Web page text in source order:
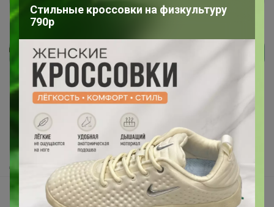
Как здесь все устроено?
Как сделать заказ?
Как получить?
Доставка
Шоурумы
Стильные кроссовки на физкультуру
790р